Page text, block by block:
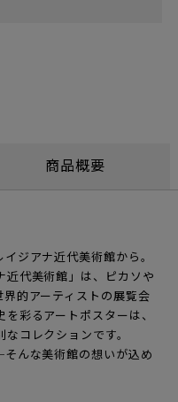
商品概要
ジアナ近代美術館から。
近代美術館」は、ピカソや
的アーティストの展覧会
彩るアートポスターは、
コレクションです。
そんな美術館の想いが込め